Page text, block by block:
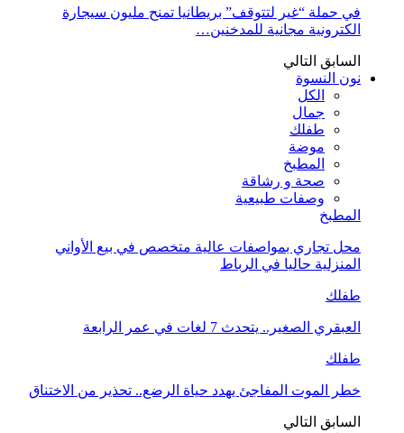
في حملة “غير لتتوقف” بريطانيا تمنح مليون سيجارة
الكترونية مجانية للمدخنين…
السابق التالي
نون النسوة
الكل
جمال
طفلك
موضة
المطبخ
صحة و رشاقة
وصفات طبيعية
المطبخ
محل تجاري بمواصفات عالية متخصص في بيع الأواني
المنزلية حاليا في الرباط
طفلك
العبقري الصغير.. يتحدث 7 لغات في عمر الرابعة
طفلك
خطر الموت المفاجئ يهدد حياة الرضع.. تحذير من الاختناق
السابق التالي